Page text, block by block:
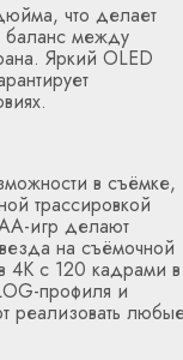
что делает
баланс между
Яркий OLED
в съёмке,
трассировкой
игр делают
на съёмочной
4K с 120 кадрами в
профиля и
реализовать